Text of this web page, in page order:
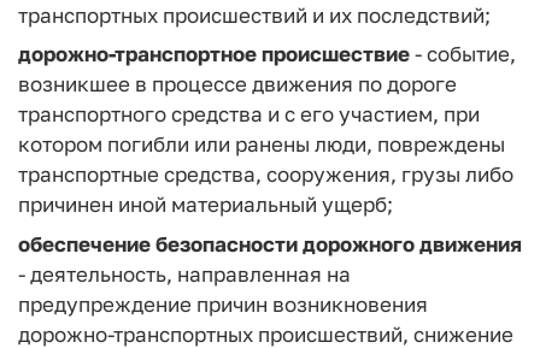
транспортных происшествий и их последствий;
дорожно-транспортное происшествие- событие,
возникшее в процессе движения по дороге
транспортного средства и с его участием, при
котором погибли или ранены люди, повреждены
транспортные средства, сооружения, грузы либо
причинен иной материальный ущерб;
обеспечение безопасности дорожного движения
- деятельность, направленная на
предупреждение причин возникновения
дорожно-транспортных происшествий, снижение